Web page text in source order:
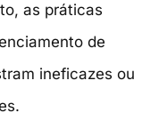
as práticas
de
ineficazes ou